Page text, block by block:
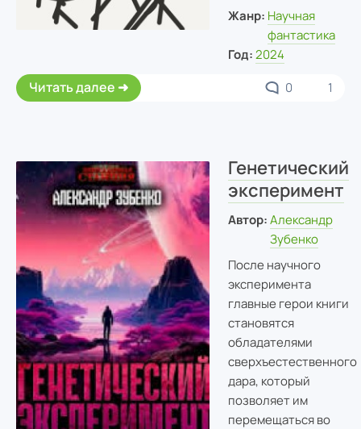
Жанр: Научная
фантастика
Год: 2024
Читать далее 0 1
Генетический
эксперимент
Автор: Александр
Зубенко
После научного
эксперимента
главные герои книги
становятся
обладателями
сверхъестественного
дара, который
позволяет им
перемещаться во